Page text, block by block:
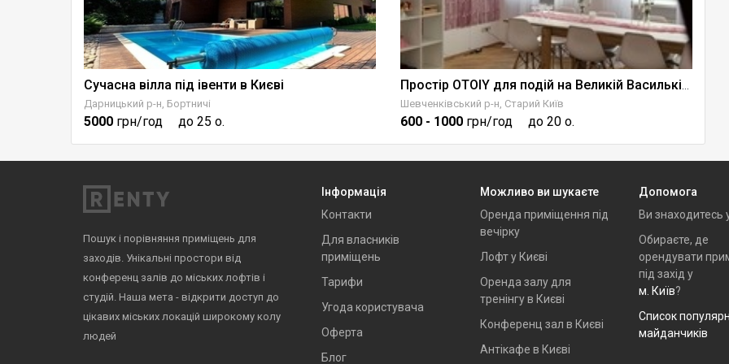
Сучасна вілла під івенти в Києві
Дарницький р-н, Бортничі
5000 грн/год до 25 о.
Шевченківський р-н, Старий Київ
600 - 1000 грн/год до 20 о.
Пошук і порівняння приміщень для
заходів. Унікальні простори від
конференц залів до міських лофтів і
студій. Наша мета - відкрити доступ до
цікавих міських локацій широкому колу
людей
Інформація
Контакти
Для власників
приміщень
Тарифи
Угода користувача
Оферта
Блог
Можливо ви шукаєте
Оренда приміщення під
вечірку
Лофт у Києві
Оренда залу для
тренінгу в Києві
Конференц зал в Києві
Антікафе в Києві
Допомога
Ви знаходитесь
Обираєте, де
орендувати
під захід у
м. Київ?
Список
майданчиків